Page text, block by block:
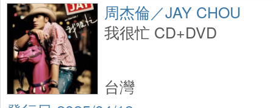
周杰倫／JAY CHOU
我很忙 CD+DVD
台灣